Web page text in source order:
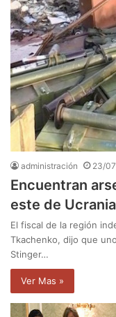
administración 23/
Encuentran
este de Ucrania
El fiscal de la región
Tkachenko, dijo que
Stinger…
Ver Mas »